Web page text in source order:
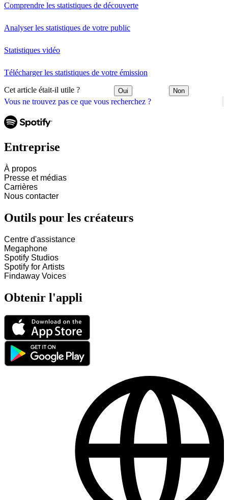
Vous ne trouvez pas ce que vous recherchez ?
Comprendre les statistiques de découverte
Analyser les statistiques de votre public
Statistiques vidéo
Télécharger les statistiques de votre émission
Cet article était-il utile ? Oui Non
Entreprise
À propos
Presse et médias
Carrières
Nous contacter
Outils pour les créateurs
Centre d'assistance
Megaphone
Spotify Studios
Spotify for Artists
Findaway Voices
Obtenir l'appli